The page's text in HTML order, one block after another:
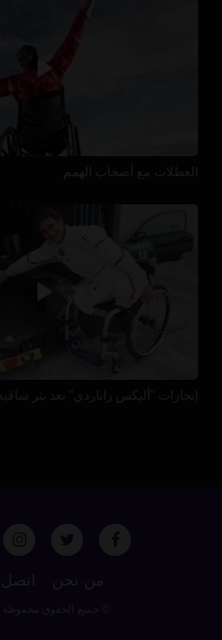
العطلات مع أصحاب الهمم
إنجازات "أليكس زاناردي" بعد بتر ساقيه